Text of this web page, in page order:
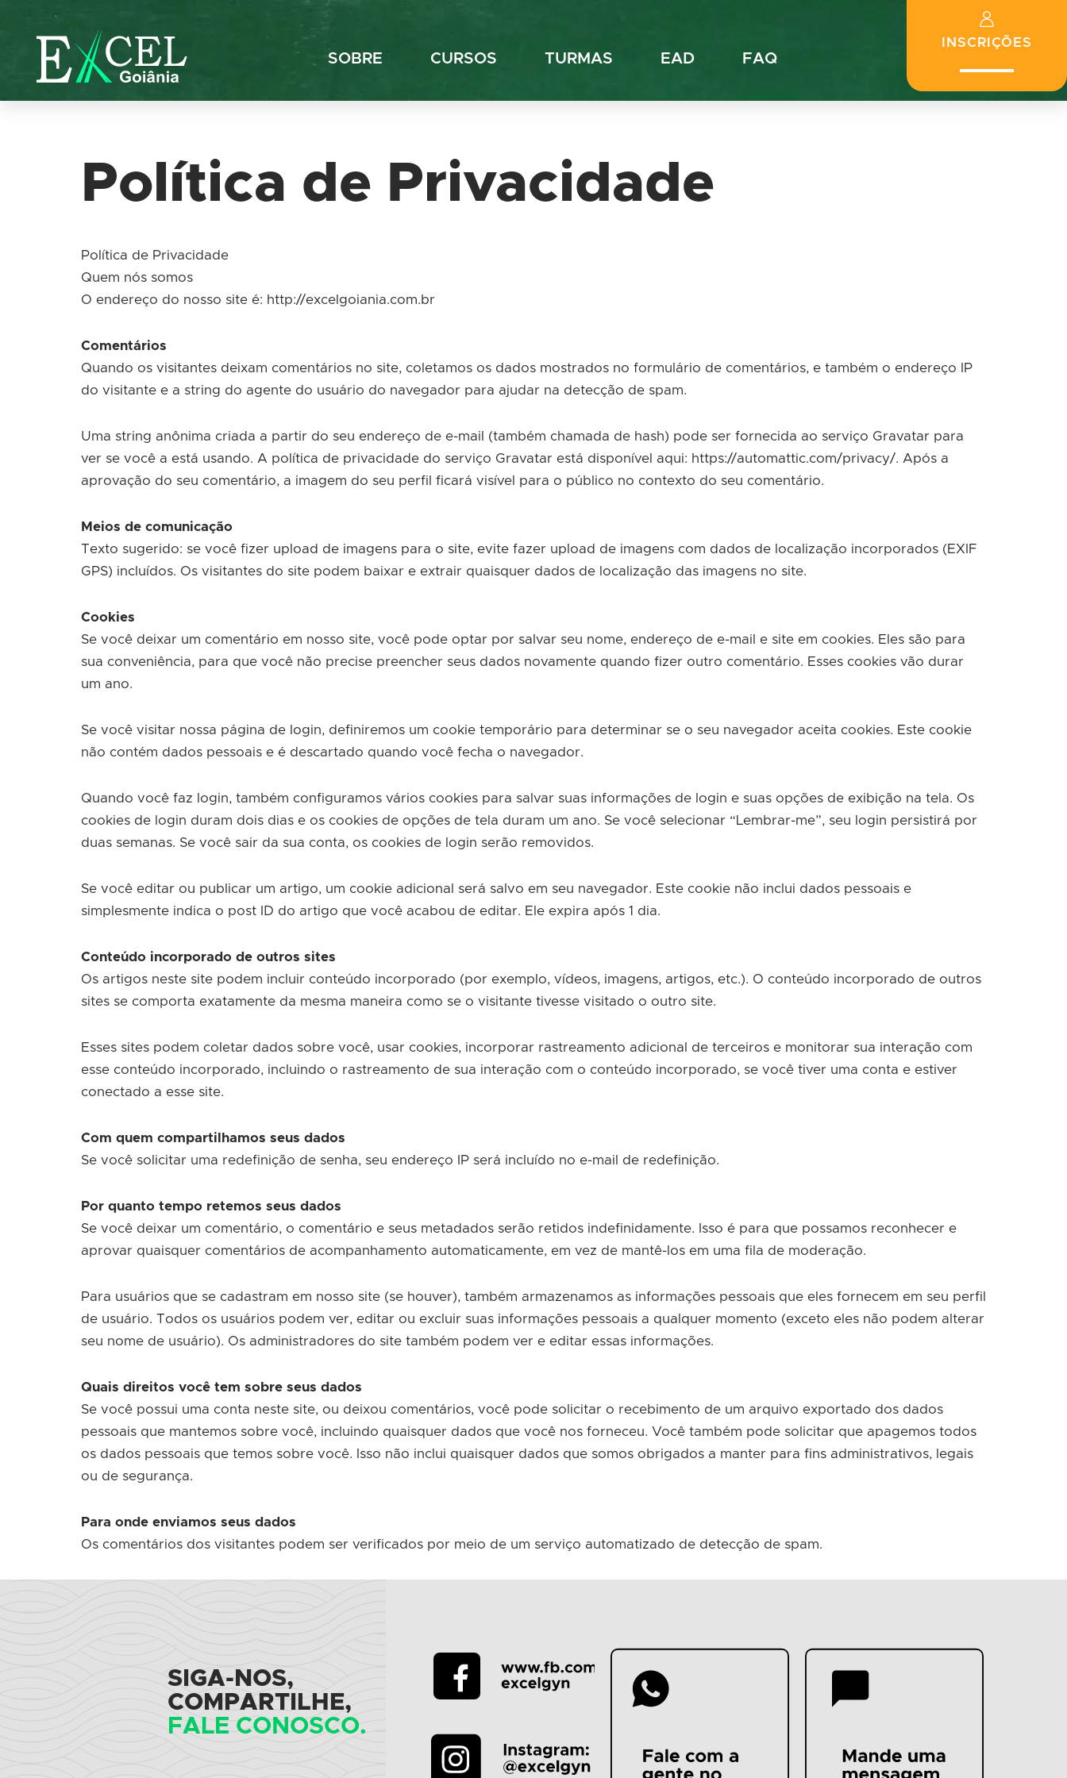
Pular
SOBRE CURSOS TURMAS EAD FAQ
INSCRIÇÕES
Política de Privacidade
Política de Privacidade
Quem nós somos
O endereço do nosso site é: http://excelgoiania.com.br
Comentários
Quando os visitantes deixam comentários no site, coletamos os dados mostrados no formulário de comentários, e também o endereço IP
do visitante e a string do agente do usuário do navegador para ajudar na detecção de spam.
Uma string anônima criada a partir do seu endereço de e-mail (também chamada de hash) pode ser fornecida ao serviço Gravatar para
ver se você a está usando. A política de privacidade do serviço Gravatar está disponível aqui: https://automattic.com/privacy/. Após a
aprovação do seu comentário, a imagem do seu perfil ficará visível para o público no contexto do seu comentário.
Meios de comunicação
Texto sugerido: se você fizer upload de imagens para o site, evite fazer upload de imagens com dados de localização incorporados (EXIF
GPS) incluídos. Os visitantes do site podem baixar e extrair quaisquer dados de localização das imagens no site.
Cookies
Se você deixar um comentário em nosso site, você pode optar por salvar seu nome, endereço de e-mail e site em cookies. Eles são para
sua conveniência, para que você não precise preencher seus dados novamente quando fizer outro comentário. Esses cookies vão durar
um ano.
Se você visitar nossa página de login, definiremos um cookie temporário para determinar se o seu navegador aceita cookies. Este cookie
não contém dados pessoais e é descartado quando você fecha o navegador.
Quando você faz login, também configuramos vários cookies para salvar suas informações de login e suas opções de exibição na tela. Os
cookies de login duram dois dias e os cookies de opções de tela duram um ano. Se você selecionar “Lembrar-me”, seu login persistirá por
duas semanas. Se você sair da sua conta, os cookies de login serão removidos.
Se você editar ou publicar um artigo, um cookie adicional será salvo em seu navegador. Este cookie não inclui dados pessoais e
simplesmente indica o post ID do artigo que você acabou de editar. Ele expira após 1 dia.
Conteúdo incorporado de outros sites
Os artigos neste site podem incluir conteúdo incorporado (por exemplo, vídeos, imagens, artigos, etc.). O conteúdo incorporado de outros
sites se comporta exatamente da mesma maneira como se o visitante tivesse visitado o outro site.
Esses sites podem coletar dados sobre você, usar cookies, incorporar rastreamento adicional de terceiros e monitorar sua interação com
esse conteúdo incorporado, incluindo o rastreamento de sua interação com o conteúdo incorporado, se você tiver uma conta e estiver
conectado a esse site.
Com quem compartilhamos seus dados
Se você solicitar uma redefinição de senha, seu endereço IP será incluído no e-mail de redefinição.
Por quanto tempo retemos seus dados
Se você deixar um comentário, o comentário e seus metadados serão retidos indefinidamente. Isso é para que possamos reconhecer e
aprovar quaisquer comentários de acompanhamento automaticamente, em vez de mantê-los em uma fila de moderação.
Para usuários que se cadastram em nosso site (se houver), também armazenamos as informações pessoais que eles fornecem em seu perfil
de usuário. Todos os usuários podem ver, editar ou excluir suas informações pessoais a qualquer momento (exceto eles não podem alterar
seu nome de usuário). Os administradores do site também podem ver e editar essas informações.
Quais direitos você tem sobre seus dados
Se você possui uma conta neste site, ou deixou comentários, você pode solicitar o recebimento de um arquivo exportado dos dados
pessoais que mantemos sobre você, incluindo quaisquer dados que você nos forneceu. Você também pode solicitar que apagemos todos
os dados pessoais que temos sobre você. Isso não inclui quaisquer dados que somos obrigados a manter para fins administrativos, legais
ou de segurança.
Para onde enviamos seus dados
Os comentários dos visitantes podem ser verificados por meio de um serviço automatizado de detecção de spam.
SIGA-NOS,
COMPARTILHE,
FALE CONOSCO.